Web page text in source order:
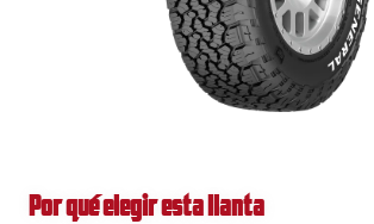
Por qué elegir esta llanta